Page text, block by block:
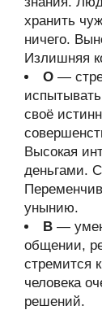
хранить
ничего.
Излишняя
О —
своё
Высокая
деньгами.
унынию.
В —
общении,
стремится
человека
решений.